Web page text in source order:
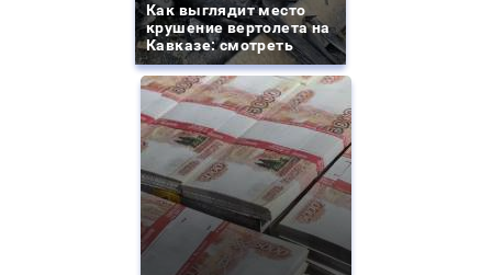
Как выглядит место
крушение вертолета на
Кавказе: смотреть